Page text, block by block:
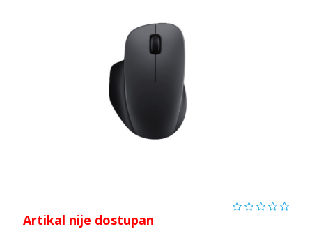
Artikal nije dostupan